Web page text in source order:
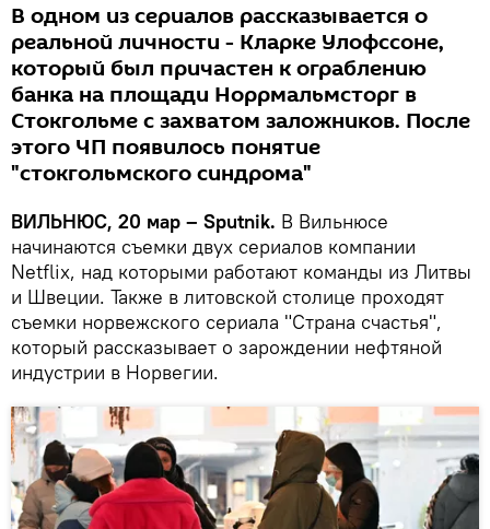
В одном из сериалов рассказывается о
реальной личности - Кларке Улофссоне,
который был причастен к ограблению
банка на площади Норрмальмсторг в
Стокгольме с захватом заложников. После
этого ЧП появилось понятие
"стокгольмского синдрома"
ВИЛЬНЮС, 20 мар – Sputnik. В Вильнюсе
начинаются съемки двух сериалов компании
Netflix, над которыми работают команды из Литвы
и Швеции. Также в литовской столице проходят
съемки норвежского сериала "Страна счастья",
который рассказывает о зарождении нефтяной
индустрии в Норвегии.